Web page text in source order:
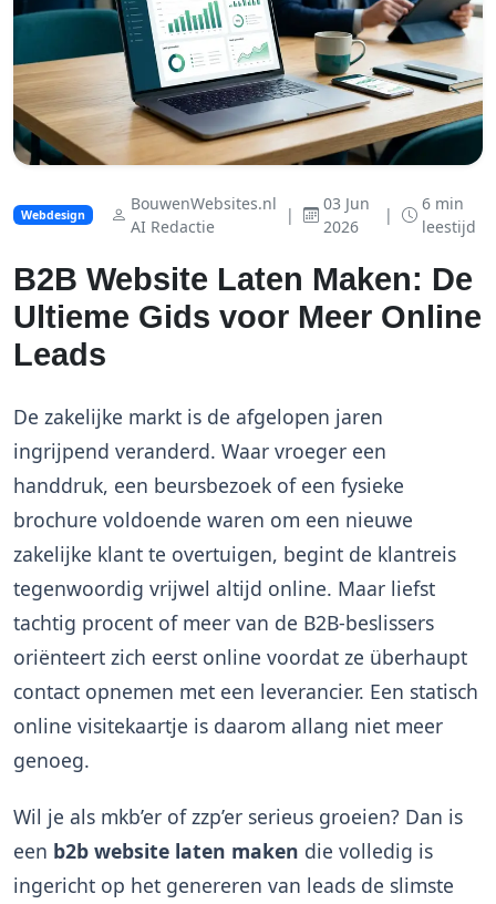
Webdesign
BouwenWebsites.nl
AI Redactie
|
03 Jun
2026
|
6 min
leestijd
B2B Website Laten Maken: De
Ultieme Gids voor Meer Online
Leads
De zakelijke markt is de afgelopen jaren
ingrijpend veranderd. Waar vroeger een
handdruk, een beursbezoek of een fysieke
brochure voldoende waren om een nieuwe
zakelijke klant te overtuigen, begint de klantreis
tegenwoordig vrijwel altijd online. Maar liefst
tachtig procent of meer van de B2B-beslissers
oriënteert zich eerst online voordat ze überhaupt
contact opnemen met een leverancier. Een statisch
online visitekaartje is daarom allang niet meer
genoeg.
Wil je als mkb’er of zzp’er serieus groeien? Dan is
een b2b website laten maken die volledig is
ingericht op het genereren van leads de slimste